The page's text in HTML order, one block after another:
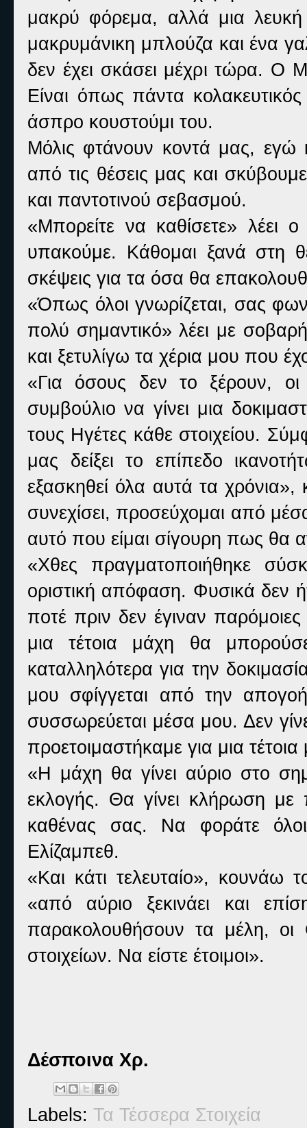
μακρύ φόρεμα, αλλά μια
μακρυμάνικη μπλούζα και ένα
δεν έχει σκάσει μέχρι τώρα. Ο
Είναι όπως πάντα
άσπρο κουστούμι του.
Μόλις φτάνουν κοντά μας, εγώ
από τις θέσεις μας και
και παντοτινού σεβασμού.
«Μπορείτε να καθίσετε» λέει
υπακούμε. Κάθομαι ξανά στη
σκέψεις για τα όσα θα
«Όπως όλοι γνωρίζεται, σας
πολύ σημαντικό» λέει με
και ξετυλίγω τα χέρια μου που
«Για όσους δεν το ξέρουν,
συμβούλιο να γίνει μια
τους Ηγέτες κάθε στοιχείου.
μας δείξει το επίπεδο
εξασκηθεί όλα αυτά τα
συνεχίσει, προσεύχομαι από
αυτό που είμαι σίγουρη πως θα
«Χθες πραγματοποιήθηκε
οριστική απόφαση. Φυσικά δεν
ποτέ πριν δεν έγιναν
μια τέτοια μάχη θα
καταλληλότερα για την
μου σφίγγεται από την
συσσωρεύεται μέσα μου. Δεν
προετοιμαστήκαμε για μια
«Η μάχη θα γίνει αύριο στο
εκλογής. Θα γίνει κλήρωση
καθένας σας. Να φοράτε
Ελίζαμπεθ.
«Και κάτι τελευταίο», κουνάω
«από αύριο ξεκινάει και
παρακολουθήσουν τα μέλη, οι
στοιχείων. Να είστε έτοιμοι».
Δέσποινα Χρ.
Labels: Τα Τέσσερα Στοιχεία